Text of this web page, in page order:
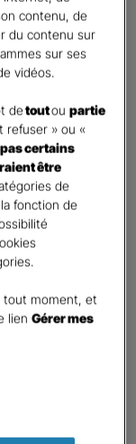
contenu, de
du contenu sur
sur ses
vidéos.
detoutoupartie
refuser » ou «
certains
être
de
fonction de
tout moment, et
lienGérer mes